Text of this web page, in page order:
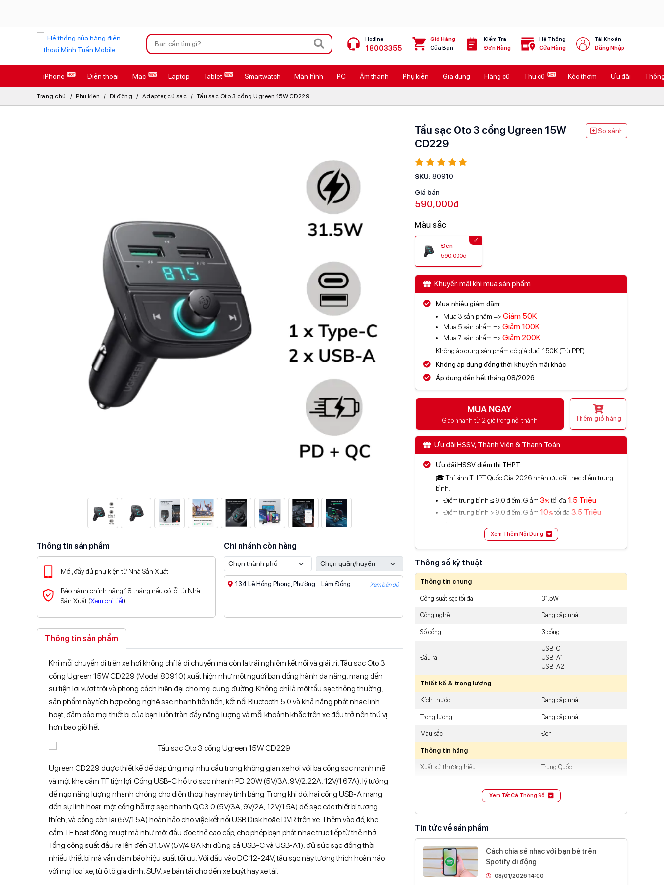
Xu hướng tìm kiếm
iPhone 17 Pro Max
AirTag 2 Mới Galaxy Z8 Series
Ốp lưng Apple
Cốc sạc Apple
Hotline
18003355
Giỏ Hàng
Của Bạn
Kiểm Tra
Đơn Hàng
Hệ Thống
Cửa Hàng
Tài Khoản
Đăng Nhập
iPhone Điện thoại Mac Laptop Tablet Smartwatch Màn hình PC Âm thanh Phụ kiện Gia dụng Hàng cũ Thu cũ Kèo thơm Ưu đãi
Trang chủ Phụ kiện Di động Adapter, củ sạc Tẩu sạc Oto 3 cổng Ugreen 15W CD229
Tẩu sạc Oto 3 cổng Ugreen 15W
CD229
So sánh
SKU: 80910
Giá bán
590,000đ
Màu sắc
Đen
590,000đ
Khuyến mãi khi mua sản phẩm
Mua nhiều giảm đậm:
Mua 3 sản phẩm => Giảm 50K
Mua 5 sản phẩm => Giảm100K
Mua 7 sản phẩm => Giảm200K
Không áp dụng sản phẩm có giá dưới 150K (Trừ PPF)
Không áp dụng đồng thời khuyến mãi khác
Áp dụng đến hết tháng 08/2026
MUA NGAY
Giao nhanh từ 2 giờ trong nội thành Thêm giỏ hàng
Ưu đãi HSSV, Thành Viên & Thanh Toán
Ưu đãi HSSV điểm thi THPT
🎓 Thí sinh THPT Quốc Gia 2026 nhận ưu đãi theo điểm trung
bình:
Điểm trung bình ≤ 9.0 điểm: Giảm 3% tối đa 1.5 Triệu
Điểm trung bình > 9.0 điểm: Giảm 10% tối đa 3.5 Triệu
Điều kiện áp dụng xem chi tiết tại đây
Giảm50Kkhi sử dụng tiêu điểm
Giảm100Kvoucher sinh nhật(áp dụng hóa đơn từ 400K)
Ưu đãi thanh toán(Chọn 1)
Giảm5 %tối đa khi thanh toán SPayLater
Hoàn khi mở thẻ TPBank EVO
Xem chi tiết)
khi thanh toán Kredivo
Xem đầy đủ ưu đãi thanh toán tại đây
Xem Thêm Nội Dung
Thông số kỹ thuật
Thông tin chung
Công suất sạc tối đa 31.5W
Công nghệ Đang cập nhật
Số cổng 3 cổng
Đầu ra
USB-C
USB-A1
USB-A2
Thiết kế & trọng lượng
Kích thước Đang cập nhật
Trọng lượng Đang cập nhật
Màu sắc Đen
Thông tin hãng
Xuất xứ thương hiệu Trung Quốc
Xem Tất Cả Thông Số
Tin tức về sản phẩm
08/01/2026 14:00
Cách chia sẻ nhạc với bạn bè trên
Spotify di động
Thông tin sản phẩm
Mới, đầy đủ phụ kiện từ Nhà Sản Xuất
Bảo hành chính hãng 18 tháng nếu có lỗi từ Nhà
Sản Xuất (Xem chi tiết)
Chi nhánh còn hàng
134 Lê Hồng Phong, Phường ...Lâm Đồng Xem bản đồ
Thông tin sản phẩm
Khi mỗi chuyến đi trên xe hơi không chỉ là di chuyển mà còn là trải nghiệm kết nối và giải trí, Tẩu sạc Oto 3
cổng Ugreen 15W CD229 (Model 80910) xuất hiện như một người bạn đồng hành đa năng, mang đến
sự tiện lợi vượt trội và phong cách hiện đại cho mọi cung đường. Không chỉ là một tẩu sạc thông thường,
sản phẩm này tích hợp công nghệ sạc nhanh tiên tiến, kết nối Bluetooth 5.0 và khả năng phát nhạc linh
hoạt, đảm bảo mọi thiết bị của bạn luôn tràn đầy năng lượng và mỗi khoảnh khắc trên xe đều trở nên thú vị
hơn bao giờ hết.
Ugreen CD229 được thiết kế để đáp ứng mọi nhu cầu trong không gian xe hơi với ba cổng sạc mạnh mẽ
và một khe cắm TF tiện lợi. Cổng USB-C hỗ trợ sạc nhanh PD 20W (5V/3A, 9V/2.22A, 12V/1.67A), lý tưởng
để nạp năng lượng nhanh chóng cho điện thoại hay máy tính bảng. Trong khi đó, hai cổng USB-A mang
đến sự linh hoạt: một cổng hỗ trợ sạc nhanh QC3.0 (5V/3A, 9V/2A, 12V/1.5A) để sạc các thiết bị tương
thích, và cổng còn lại (5V/1.5A) hoàn hảo cho việc kết nối USB Disk hoặc DVR trên xe. Thêm vào đó, khe
cắm TF hoạt động mượt mà như một đầu đọc thẻ cao cấp, cho phép bạn phát nhạc trực tiếp từ thẻ nhớ.
Tổng công suất đầu ra lên đến 31.5W (5V/4.8A khi dùng cả USB-C và USB-A1), đủ sức sạc đồng thời
nhiều thiết bị mà vẫn đảm bảo hiệu suất tối ưu. Với đầu vào DC 12-24V, tẩu sạc này tương thích hoàn hảo
với mọi loại xe, từ ô tô gia đình, SUV, xe bán tải cho đến xe buýt hay xe tải.